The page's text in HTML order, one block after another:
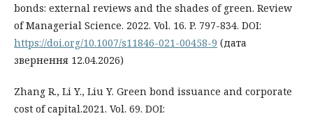
bonds: external reviews and the shades of green. Review
of Managerial Science. 2022. Vol. 16. P. 797-834. DOI:
https://doi.org/10.1007/s11846-021-00458-9 (дата
звернення 12.04.2026)
Zhang R., Li Y., Liu Y. Green bond issuance and corporate
cost of capital.2021. Vol. 69. DOI: